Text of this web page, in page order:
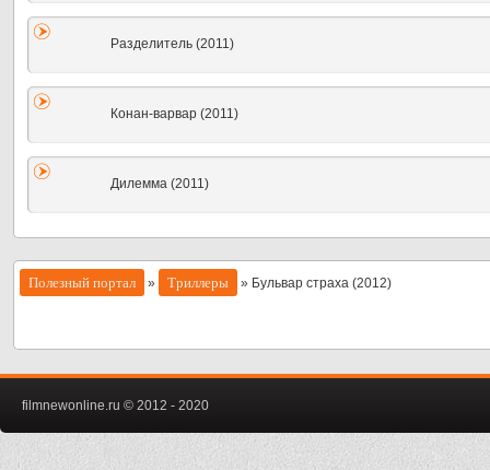
Разделитель (2011)
Конан-варвар (2011)
Дилемма (2011)
Полезный портал » Триллеры » Бульвар страха (2012)
filmnewonline.ru © 2012 - 2020